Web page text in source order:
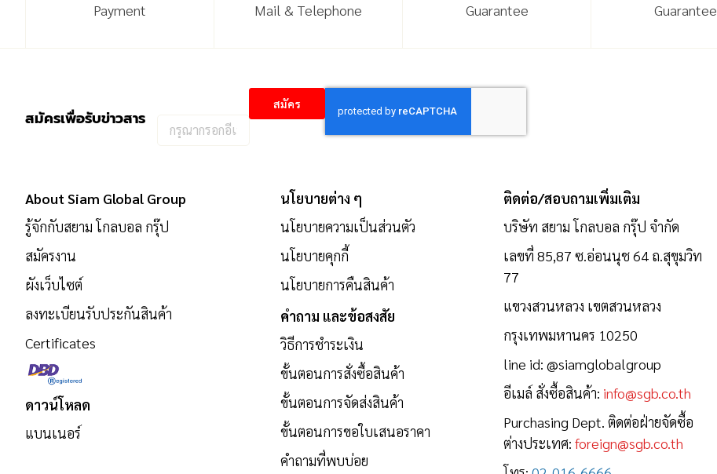
Payment
Mail & Telephone
Guarantee
Guarantee
สมัครเพื่อรับข่าวสาร
กรอก
รับ
ข่าวสาร:
สมัคร
About Siam Global Group
รู้จักกับสยาม โกลบอล กรุ๊ป
สมัครงาน
ผังเว็บไซต์
ลงทะเบียนรับประกันสินค้า
Certificates
ดาวน์โหลด
แบนเนอร์
นโยบายต่าง ๆ
นโยบายความเป็นส่วนตัว
นโยบายคุกกี้
นโยบายการคืนสินค้า
คำถาม และข้อสงสัย
วิธีการชำระเงิน
ขั้นตอนการสั่งซื้อสินค้า
ขั้นตอนการจัดส่งสินค้า
ขั้นตอนการขอใบเสนอราคา
คำถามที่พบบ่อย
ติดต่อ/สอบถามเพิ่มเติม
บริษัท สยาม โกลบอล กรุ๊ป จำกัด
เลขที่ 85,87 ซ.อ่อนนุช 64 ถ.สุขุมวิท
77
แขวงสวนหลวง เขตสวนหลวง
กรุงเทพมหานคร 10250
line id:@siamglobalgroup
อีเมล์ สั่งซื้อสินค้า: info@sgb.co.th
Purchasing Dept. ติดต่อฝ่ายจัดซื้อ
ต่างประเทศ:foreign@sgb.co.th